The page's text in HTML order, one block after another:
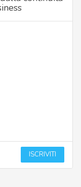
ISCRIVITI